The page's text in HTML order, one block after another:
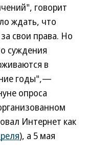
говорит
ждать, что
свои права. Но
суждения
в
годы",—
опроса
Интернет как
), а 5 мая